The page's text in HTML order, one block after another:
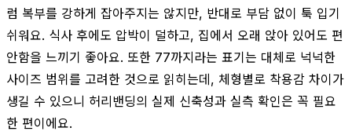
럼 복부를 강하게 잡아주지는 않지만, 반대로 부담 없이 툭 입기
쉬워요. 식사 후에도 압박이 덜하고, 집에서 오래 앉아 있어도 편
안함을 느끼기 좋아요. 또한 77까지라는 표기는 대체로 넉넉한
사이즈 범위를 고려한 것으로 읽히는데, 체형별로 착용감 차이가
생길 수 있으니 허리밴딩의 실제 신축성과 실측 확인은 꼭 필요
한 편이에요.